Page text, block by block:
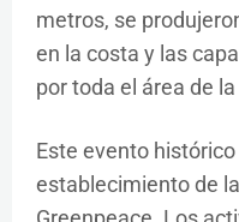
metros, se
en la costa y las
por toda el área de la
Este evento
establecimiento de